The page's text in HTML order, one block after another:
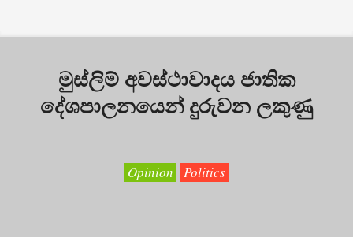
මුස්ලිම් අවස්ථාවාදය ජාතික
දේශපාලනයෙන් දුරුවන ලකුණු
Opinion Politics